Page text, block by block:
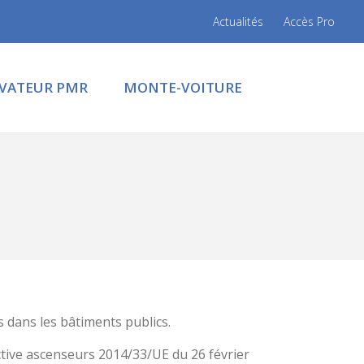
Actualités Accès Pro
PMR MONTE-VOITURE
dans les bâtiments publics.
ascenseurs 2014/33/UE du 26 février